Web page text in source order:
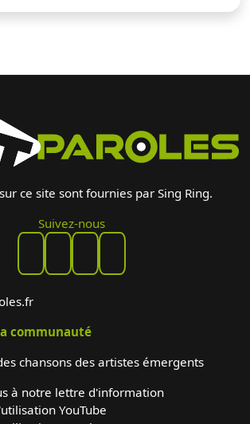
ce site sont fournies par Sing Ring.
Suivez-nous
communauté
chansons des artistes émergents
à notre lettre d'information
YouTube